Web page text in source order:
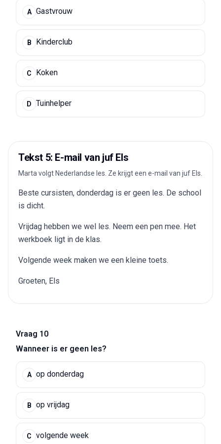
A Gastvrouw
B Kinderclub
C Koken
D Tuinhelper
Tekst 5: E-mail van juf Els
Marta volgt Nederlandse les. Ze krijgt een e-mail van juf Els.
Beste cursisten, donderdag is er geen les. De school
is dicht.
Vrijdag hebben we wel les. Neem een pen mee. Het
werkboek ligt in de klas.
Volgende week maken we een kleine toets.
Groeten, Els
Vraag 10
Wanneer is er geen les?
A op donderdag
B op vrijdag
C volgende week